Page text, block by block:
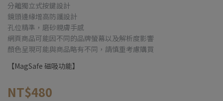
分離獨立式按鍵設計
鏡頭邊緣增高防護設計
孔位精準，磨砂親膚手感
網頁商品可能因不同的品牌螢幕以及解析度影響
顏色呈現可能與商品略有不同，請慎重考慮購買
【MagSafe 磁吸功能】
NT$480